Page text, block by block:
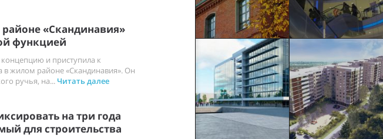
«Скандинавия»
функцией
и приступила к
в жилом районе «Скандинавия». Он
ручья, на...Читать далее
на три года
для строительства